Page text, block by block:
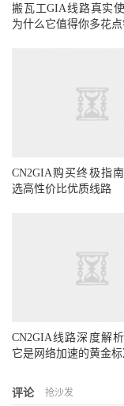
搬瓦工GIA线路真实使
为什么它值得你多花
CN2GIA购买终极指
选高性价比优质线路
CN2GIA线路深度解
它是网络加速的黄金标
评论 抢沙发